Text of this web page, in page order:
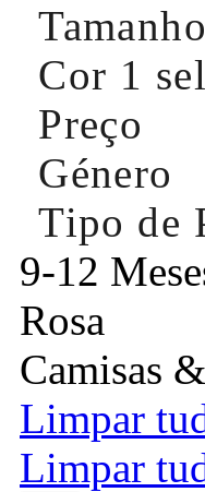
Tamanho
Cor 1
Preço
Género
Tipo de
9-12
Rosa
Camisas
Limpar
Limpar